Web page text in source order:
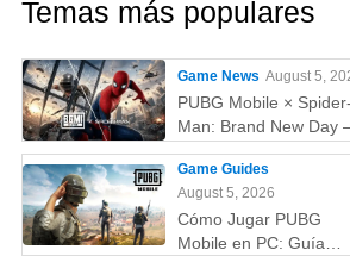
Temas más populares
Game News August 5,
PUBG Mobile × Spider-
Man: Brand New Day
Todo lo que debes
skins, fecha,
recompensas y más
Game Guides
August 5, 2026
Cómo Jugar PUBG
Mobile en PC: Guía